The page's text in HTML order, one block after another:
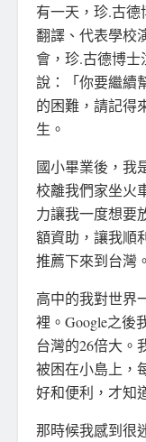
有一天，珍.古
翻譯、代表學校
會，珍.古德博
說：「你要繼續
的困難，請記得
生。
國小畢業後，我
校離我們家坐火
力讓我一度想要
額資助，讓我順
推薦下來到台灣。
高中的我對世界
裡。Google之後
台灣的26倍大。
被困在小島上，
好和便利，才知
那時候我感到很